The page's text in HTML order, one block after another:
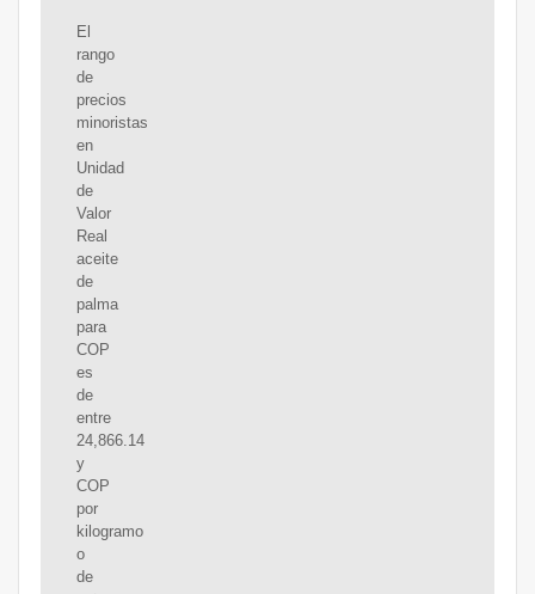
El
rango
de
precios
minoristas
en
Unidad
de
Valor
Real
aceite
de
palma
para
COP
es
de
entre
24,866.14
y
COP
por
kilogramo
o
de